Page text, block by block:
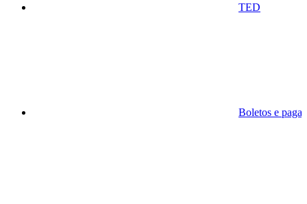
TED
Boletos e